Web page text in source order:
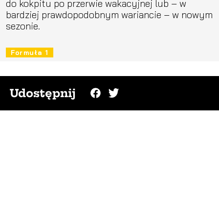
do kokpitu po przerwie wakacyjnej lub – w
bardziej prawdopodobnym wariancie – w nowym
sezonie.
Formuła 1
Udostępnij